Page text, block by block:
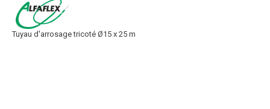
Tuyau d'arrosage tricoté Ø15 x 25 m